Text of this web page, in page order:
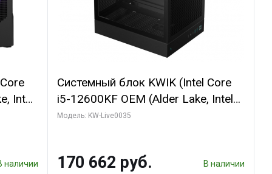
Intel
наличии
Системный блок KWIK (Intel Core
i5-12600KF OEM (Alder Lake, Intel
7, C10 4EC/6PC// 64 ГБ ОЗУ/ Ninja
SSD)
Модель: KW-Live0035
170 662 руб. В наличии